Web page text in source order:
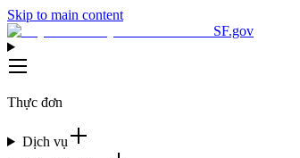
Skip to main content
SF.gov
Thực đơn
Dịch vụ